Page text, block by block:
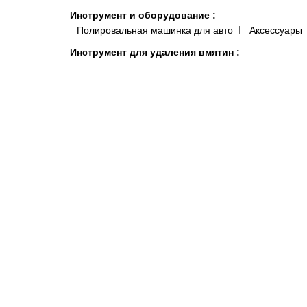
Инструмент и оборудование :
Полировальная машинка для авто
Аксессуары
Инструмент для удаления вмятин :